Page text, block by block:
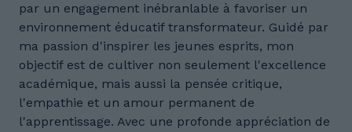
par un engagement inébranlable à favoriser un
environnement éducatif transformateur. Guidé par
ma passion d'inspirer les jeunes esprits, mon
objectif est de cultiver non seulement l'excellence
académique, mais aussi la pensée critique,
l'empathie et un amour permanent de
l'apprentissage. Avec une profonde appréciation de